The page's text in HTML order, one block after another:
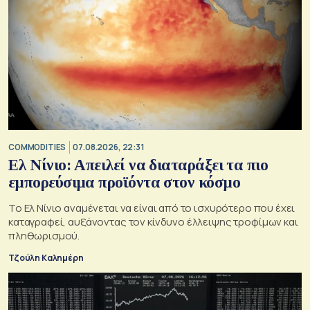
COMMODITIES 07.08.2026, 22:31
Ελ Νίνιο: Απειλεί να διαταράξει τα πιο
εμπορεύσιμα προϊόντα στον κόσμο
Το Ελ Νίνιο αναμένεται να είναι από το ισχυρότερο που έχει
καταγραφεί, αυξάνοντας τον κίνδυνο έλλειψης τροφίμων και
πληθωρισμού.
Τζούλη Καλημέρη